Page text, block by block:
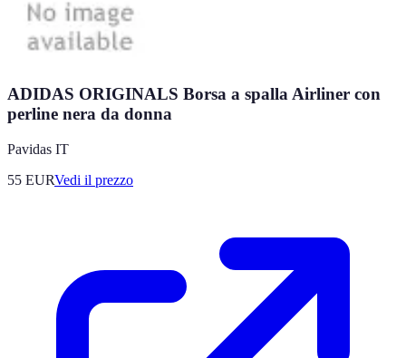
ADIDAS ORIGINALS Borsa a spalla Airliner con
perline nera da donna
Pavidas IT
55 EURVedi il prezzo